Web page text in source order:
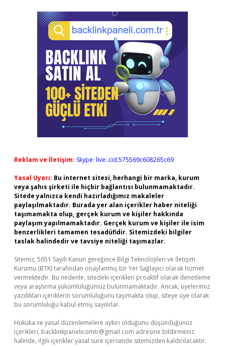
Reklam ve İletişim: Skype: live:.cid.575569c608265c69
Yasal Uyarı: Bu internet sitesi, herhangi bir marka, kurum
veya şahıs şirketi ile hiçbir bağlantısı bulunmamaktadır.
Sitede yalnızca kendi hazırladığımız makaleler
paylaşılmaktadır. Burada yer alan içerikler haber niteliği
taşımamakta olup, gerçek kurum ve kişiler hakkında
paylaşım yapılmamaktadır. Gerçek kurum ve kişiler ile isim
benzerlikleri tamamen tesadüfidir. Sitemizdeki bilgiler
taslak halindedir ve tavsiye niteliği taşımazlar.
Sitemiz, 5651 Sayılı Kanun gereğince Bilgi Teknolojileri ve İletişim
Kurumu (BTK) tarafından onaylanmış bir Yer Sağlayıcı olarak hizmet
vermektedir. Bu nedenle, sitedeki içerikleri proaktif olarak denetleme
veya araştırma yükümlülüğümüz bulunmamaktadır. Ancak, üyelerimiz
yazdıkları içeriklerin sorumluluğunu taşımakta olup, siteye üye olarak
bu sorumluluğu kabul etmiş sayılırlar.
Hukuka ve yasal düzenlemelere aykırı olduğunu düşündüğünüz
içerikleri, backlinkpanelicomtr@gmail.com adresine bildirmeniz
halinde, ilgili içerikler yasal süre içerisinde sitemizden kaldırılacaktır.